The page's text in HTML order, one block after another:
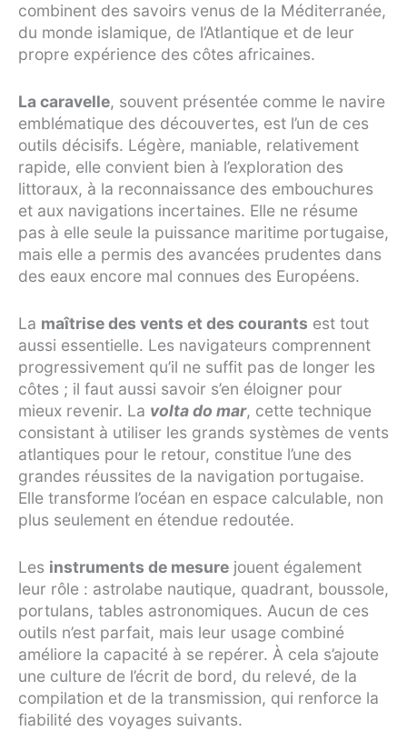
combinent des savoirs venus de la Méditerranée,
du monde islamique, de l’Atlantique et de leur
propre expérience des côtes africaines.
La caravelle, souvent présentée comme le navire
emblématique des découvertes, est l’un de ces
outils décisifs. Légère, maniable, relativement
rapide, elle convient bien à l’exploration des
littoraux, à la reconnaissance des embouchures
et aux navigations incertaines. Elle ne résume
pas à elle seule la puissance maritime portugaise,
mais elle a permis des avancées prudentes dans
des eaux encore mal connues des Européens.
La maîtrise des vents et des courants est tout
aussi essentielle. Les navigateurs comprennent
progressivement qu’il ne suffit pas de longer les
côtes ; il faut aussi savoir s’en éloigner pour
mieux revenir. La volta do mar, cette technique
consistant à utiliser les grands systèmes de vents
atlantiques pour le retour, constitue l’une des
grandes réussites de la navigation portugaise.
Elle transforme l’océan en espace calculable, non
plus seulement en étendue redoutée.
Les instruments de mesure jouent également
leur rôle : astrolabe nautique, quadrant, boussole,
portulans, tables astronomiques. Aucun de ces
outils n’est parfait, mais leur usage combiné
améliore la capacité à se repérer. À cela s’ajoute
une culture de l’écrit de bord, du relevé, de la
compilation et de la transmission, qui renforce la
fiabilité des voyages suivants.